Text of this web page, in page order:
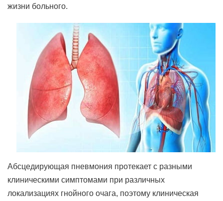
жизни больного.
Абсцедирующая пневмония протекает с разными
клиническими симптомами при различных
локализациях гнойного очага, поэтому клиническая